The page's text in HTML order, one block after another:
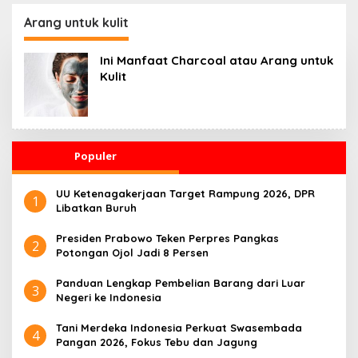
Arang untuk kulit
Ini Manfaat Charcoal atau Arang untuk
Kulit
Populer
1
UU Ketenagakerjaan Target Rampung 2026, DPR
Libatkan Buruh
2
Presiden Prabowo Teken Perpres Pangkas
Potongan Ojol Jadi 8 Persen
3
Panduan Lengkap Pembelian Barang dari Luar
Negeri ke Indonesia
4
Tani Merdeka Indonesia Perkuat Swasembada
Pangan 2026, Fokus Tebu dan Jagung